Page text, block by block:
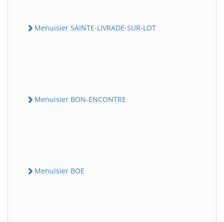
Menuisier SAINTE-LIVRADE-SUR-LOT
Menuisier BON-ENCONTRE
Menuisier BOE